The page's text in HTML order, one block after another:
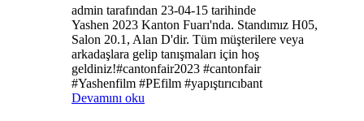
admin tarafından 23-04-15 tarihinde
Yashen 2023 Kanton Fuarı'nda. Standımız H05,
Salon 20.1, Alan D'dir. Tüm müşterilere veya
arkadaşlara gelip tanışmaları için hoş
geldiniz!#cantonfair2023 #cantonfair
#Yashenfilm #PEfilm #yapıştırıcıbant
Devamını oku